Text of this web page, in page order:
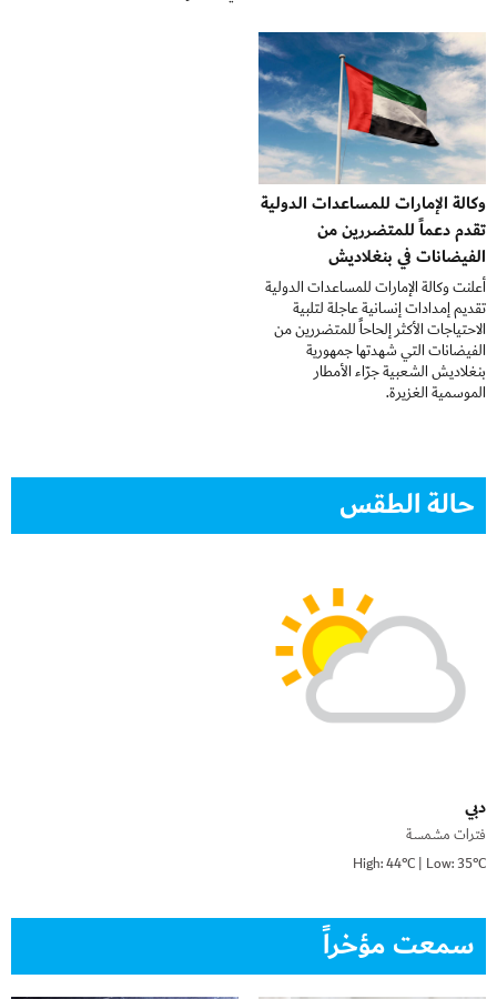
وكالة الإمارات للمساعدات الدولية
تقدم دعماً للمتضررين من
الفيضانات في بنغلاديش
أعلنت وكالة الإمارات للمساعدات الدولية
تقديم إمدادات إنسانية عاجلة لتلبية
الاحتياجات الأكثر إلحاحاً للمتضررين من
الفيضانات التي شهدتها جمهورية
بنغلاديش الشعبية جرّاء الأمطار
الموسمية الغزيرة.
حالة الطقس
دبي
فترات مشمسة
High: 44°C | Low: 35°C
سمعت مؤخراً